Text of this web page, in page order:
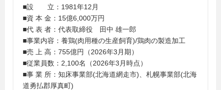
■設 立：1981年12月
■資 本 金：15億6,000万円
■代 表 者：代表取締役 田中 雄一郎
■事業内容：養鶏(肉用種の生産飼育)/鶏肉の製造加工
■売 上 高：755億円（2026年3月期）
■従業員数：2,100名（2026年3月時点）
■事 業 所：知床事業部(北海道網走市)、札幌事業部(北海
道勇払郡厚真町)